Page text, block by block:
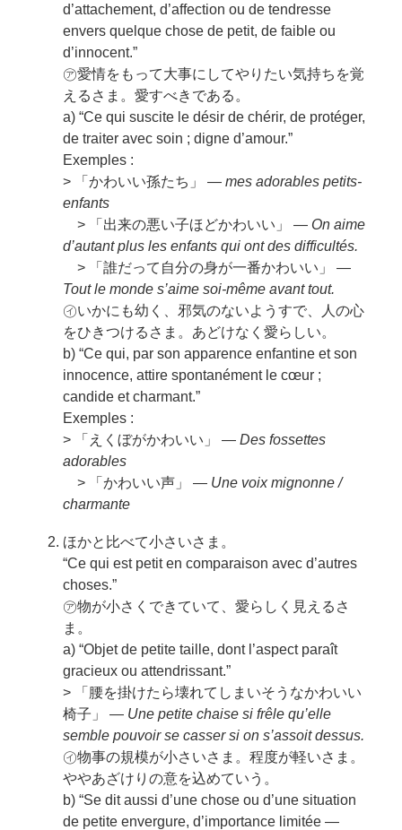
d’attachement, d’affection ou de tendresse
envers quelque chose de petit, de faible ou
d’innocent.”
㋐愛情をもって大事にしてやりたい気持ちを覚
えるさま。愛すべきである。
a) “Ce qui suscite le désir de chérir, de protéger,
de traiter avec soin ; digne d’amour.”
Exemples :
> 「かわいい孫たち」 — mes adorables petits-
enfants
> 「出来の悪い子ほどかわいい」 — On aime
d’autant plus les enfants qui ont des difficultés.
> 「誰だって自分の身が一番かわいい」 —
Tout le monde s’aime soi-même avant tout.
㋑いかにも幼く、邪気のないようすで、人の心
をひきつけるさま。あどけなく愛らしい。
b) “Ce qui, par son apparence enfantine et son
innocence, attire spontanément le cœur ;
candide et charmant.”
Exemples :
> 「えくぼがかわいい」 — Des fossettes
adorables
> 「かわいい声」 — Une voix mignonne /
charmante
ほかと比べて小さいさま。
“Ce qui est petit en comparaison avec d’autres
choses.”
㋐物が小さくできていて、愛らしく見えるさ
ま。
a) “Objet de petite taille, dont l’aspect paraît
gracieux ou attendrissant.”
> 「腰を掛けたら壊れてしまいそうなかわいい
椅子」 — Une petite chaise si frêle qu’elle
semble pouvoir se casser si on s’assoit dessus.
㋑物事の規模が小さいさま。程度が軽いさま。
ややあざけりの意を込めていう。
b) “Se dit aussi d’une chose ou d’une situation
de petite envergure, d’importance limitée —